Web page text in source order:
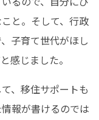
と。そして、行政
子育て世代がほし
感じました。
、移住サポートも
報が書けるのでは